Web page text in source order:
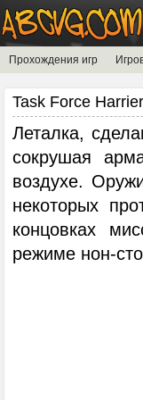
Прохождения игр
Task Force
Леталка,
сокрушая
воздухе.
некоторых
концовках
режиме нон-